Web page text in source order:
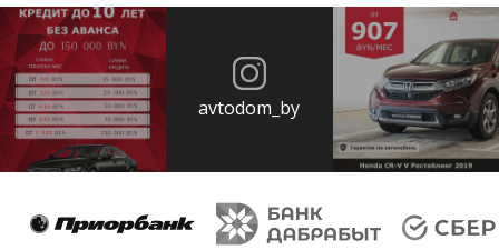
avtodom_by